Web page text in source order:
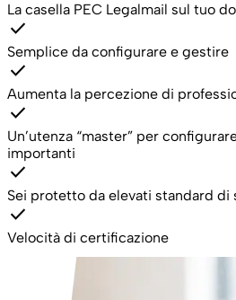
La casella PEC Legalmail sul tuo
check
Semplice da configurare e gestire
check
Aumenta la percezione di
check
Un’utenza “master” per
importanti
check
Sei protetto da elevati standard di
check
Velocità di certificazione